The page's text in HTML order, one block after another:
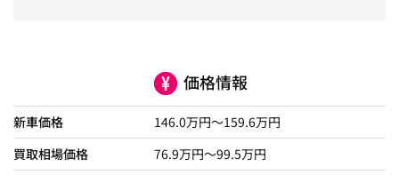
価格情報
新車価格 146.0万円～159.6万円
買取相場価格
76.9万円〜99.5万円